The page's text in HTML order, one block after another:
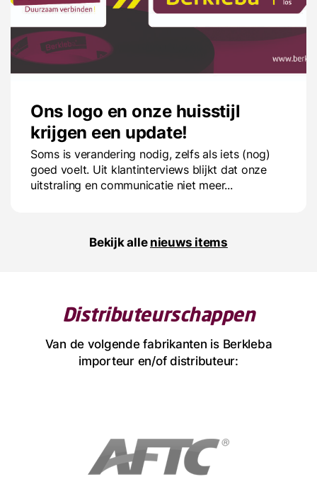
Ons logo en onze huisstijl
krijgen een update!
Soms is verandering nodig, zelfs als iets (nog)
goed voelt. Uit klantinterviews blijkt dat onze
uitstraling en communicatie niet meer...
Bekijk alle nieuws items
Distributeurschappen
Van de volgende fabrikanten is Berkleba
importeur en/of distributeur: